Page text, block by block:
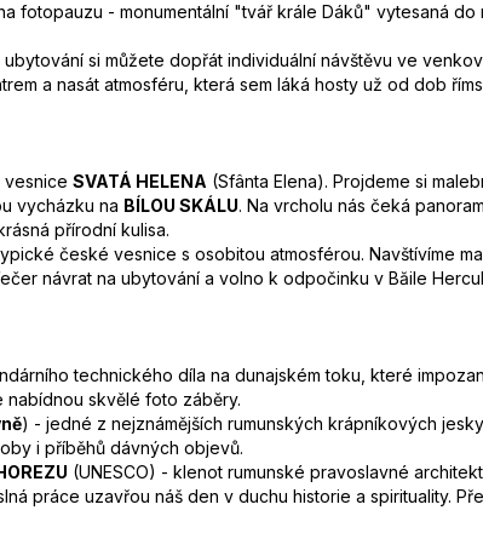
fotopauzu - monumentální "tvář krále Dáků" vytesaná
ubytování si můžete dopřát individuální návštěvu ve
a nasát atmosféru, která sem láká hosty už od dob
vesnice SVATÁ HELENA (Sfânta Elena). Projdeme si
vycházku na BÍLOU SKÁLU. Na vrcholu nás čeká
přírodní kulisa.
české vesnice s osobitou atmosférou. Navštívíme
návrat na ubytování a volno k odpočinku v Băile
technického díla na dunajském toku, které
nabídnou skvělé foto záběry.
) - jedné z nejznámějších rumunských krápníkových
i příběhů dávných objevů.
(UNESCO) - klenot rumunské pravoslavné
práce uzavřou náš den v duchu historie a spirituality.